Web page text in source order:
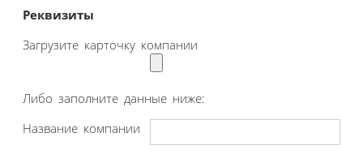
Реквизиты
Загрузите карточку компании
Либо заполните данные ниже:
Название компании